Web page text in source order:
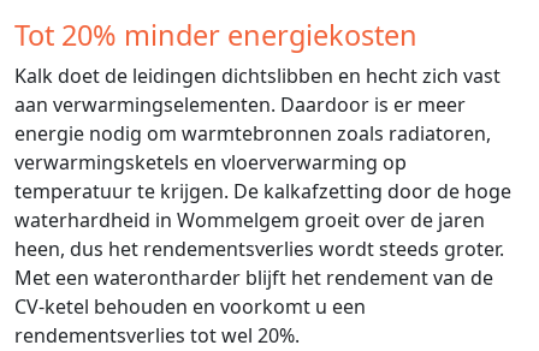
Tot 20% minder energiekosten
Kalk doet de leidingen dichtslibben en hecht zich vast
aan verwarmingselementen. Daardoor is er meer
energie nodig om warmtebronnen zoals radiatoren,
verwarmingsketels en vloerverwarming op
temperatuur te krijgen. De kalkafzetting door de hoge
waterhardheid in Wommelgem groeit over de jaren
heen, dus het rendementsverlies wordt steeds groter.
Met een waterontharder blijft het rendement van de
CV-ketel behouden en voorkomt u een
rendementsverlies tot wel 20%.